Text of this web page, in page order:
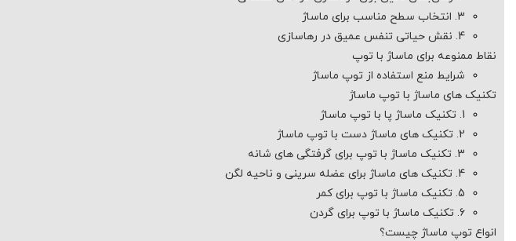
3. انتخاب سطح مناسب برای ماساژ
4. نقش حیاتی تنفس عمیق در رهاسازی
نقاط ممنوعه برای ماساژ با توپ
شرایط منع استفاده از توپ ماساژ
تکنیک های ماساژ با توپ ماساژ
1. تکنیک ماساژ پا با توپ ماساژ
2. تکنیک های ماساژ دست با توپ ماساژ
3. تکنیک ماساژ با توپ برای گرفتگی های شانه
4. تکنیک های ماساژ برای عضله سرینی و ناحیه لگن
5. تکنیک ماساژ با توپ برای کمر
6. تکنیک ماساژ با توپ برای گردن
انواع توپ ماساژ چیست؟